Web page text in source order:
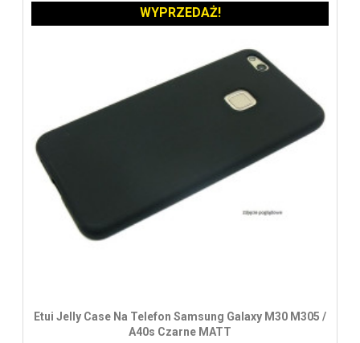
Etui Jelly Case Na Telefon Samsung Galaxy M30 M305 /
A40s Czarne MATT
WYPRZEDAŻ!